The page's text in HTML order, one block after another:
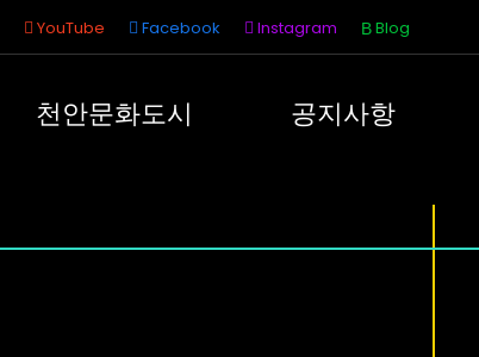
YouTube Facebook Instagram Blog
천안문화도시 공지사항